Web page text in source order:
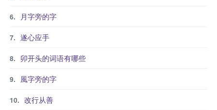
月字旁的字
遂心应手
卯开头的词语有哪些
風字旁的字
改行从善